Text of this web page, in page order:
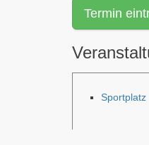
Termin
Sportplatz